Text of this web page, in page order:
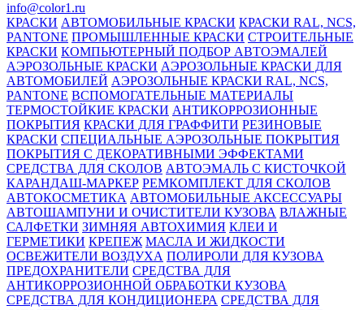
info@color1.ru
КРАСКИ АВТОМОБИЛЬНЫЕ КРАСКИ КРАСКИ RAL, NCS,
PANTONE ПРОМЫШЛЕННЫЕ КРАСКИ СТРОИТЕЛЬНЫЕ
КРАСКИ КОМПЬЮТЕРНЫЙ ПОДБОР АВТОЭМАЛЕЙ
АЭРОЗОЛЬНЫЕ КРАСКИ АЭРОЗОЛЬНЫЕ КРАСКИ ДЛЯ
АВТОМОБИЛЕЙ АЭРОЗОЛЬНЫЕ КРАСКИ RAL, NCS,
PANTONE ВСПОМОГАТЕЛЬНЫЕ МАТЕРИАЛЫ
ТЕРМОСТОЙКИЕ КРАСКИ АНТИКОРРОЗИОННЫЕ
ПОКРЫТИЯ КРАСКИ ДЛЯ ГРАФФИТИ РЕЗИНОВЫЕ
КРАСКИ СПЕЦИАЛЬНЫЕ АЭРОЗОЛЬНЫЕ ПОКРЫТИЯ
ПОКРЫТИЯ С ДЕКОРАТИВНЫМИ ЭФФЕКТАМИ
СРЕДСТВА ДЛЯ СКОЛОВ АВТОЭМАЛЬ С КИСТОЧКОЙ
КАРАНДАШ-МАРКЕР РЕМКОМПЛЕКТ ДЛЯ СКОЛОВ
АВТОКОСМЕТИКА АВТОМОБИЛЬНЫЕ АКСЕССУАРЫ
АВТОШАМПУНИ И ОЧИСТИТЕЛИ КУЗОВА ВЛАЖНЫЕ
САЛФЕТКИ ЗИМНЯЯ АВТОХИМИЯ КЛЕИ И
ГЕРМЕТИКИ КРЕПЕЖ МАСЛА И ЖИДКОСТИ
ОСВЕЖИТЕЛИ ВОЗДУХА ПОЛИРОЛИ ДЛЯ КУЗОВА
ПРЕДОХРАНИТЕЛИ СРЕДСТВА ДЛЯ
АНТИКОРРОЗИОННОЙ ОБРАБОТКИ КУЗОВА
СРЕДСТВА ДЛЯ КОНДИЦИОНЕРА СРЕДСТВА ДЛЯ